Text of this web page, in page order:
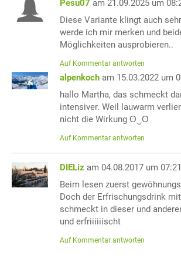
Pesu07 am 21.09.2025 um
Diese Variante klingt auch
werde ich mir merken und
Möglichkeiten ausprobieren..
Auf Kommentar antworten
alpenkoch am 15.03.2022 um
hallo Martha, das schmeckt
intensiver. Weil lauwarm
nicht die Wirkung ʘ‿ʘ
Auf Kommentar antworten
DIELiz am 04.08.2017 um
Beim lesen zuerst
Doch der Erfrischungsdrink
schmeckt in dieser und
und erfriiiiiischt
Auf Kommentar antworten